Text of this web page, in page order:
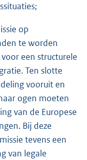
op
te worden
een structurele
Ten slotte
vooruit en
ogen moeten
van de Europese
Bij deze
tevens een
van legale